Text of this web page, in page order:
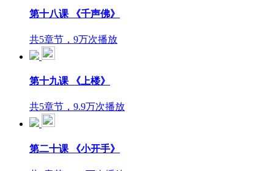
第十八课 《千声佛》
共5章节，9万次播放
第十九课 《上楼》
共5章节，9.9万次播放
第二十课 《小开手》